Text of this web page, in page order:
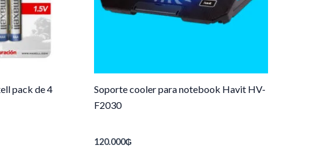
pack de 4
Soporte cooler para notebook Havit HV-
F2030
120.000₲